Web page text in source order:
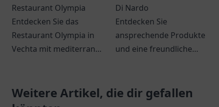
Restaurant Olympia
Entdecken Sie das
Restaurant Olympia in
Vechta mit mediterraner
einladenden Ambiente
für jeden Anlass.
Di Nardo
Entdecken Sie
ansprechende Produkte
und eine freundliche
lohnenswerter Besuch
für jeden Shopping-Fan!
Weitere Artikel, die dir gefallen